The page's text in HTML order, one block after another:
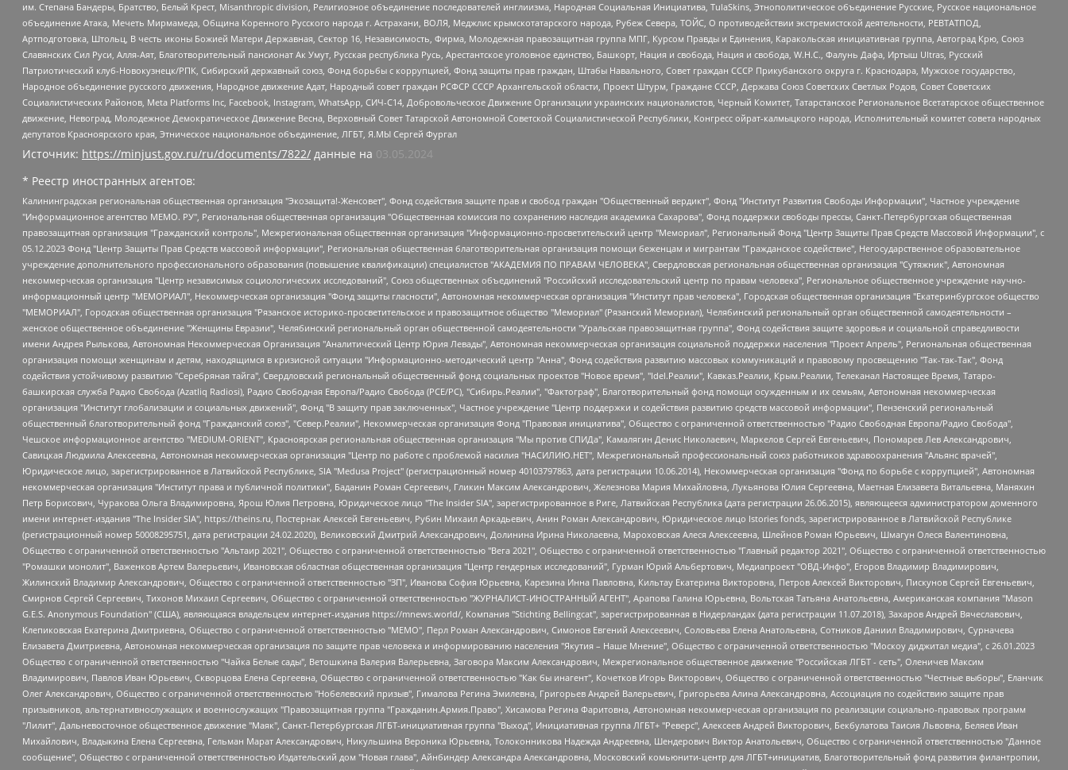
им. Степана Бандеры, Братство, Белый Крест, Misanthropic division, Религиозное объединение последователей инглиизма, Народная Социальная Инициатива, TulaSkins, Этнополитическое объединение Русские, Русское национальное
объединение Атака, Мечеть Мирмамеда, Община Коренного Русского народа г. Астрахани, ВОЛЯ, Меджлис крымскотатарского народа, Рубеж Севера, ТОЙС, О противодействии экстремистской деятельности, РЕВТАТПОД,
Артподготовка, Штольц, В честь иконы Божией Матери Державная, Сектор 16, Независимость, Фирма, Молодежная правозащитная группа МПГ, Курсом Правды и Единения, Каракольская инициативная группа, Автоград Крю, Союз
Славянских Сил Руси, Алля-Аят, Благотворительный пансионат Ак Умут, Русская республика Русь, Арестантское уголовное единство, Башкорт, Нация и свобода, Нация и свобода, W.H.С., Фалунь Дафа, Иртыш Ultras, Русский
Патриотический клуб-Новокузнецк/РПК, Сибирский державный союз, Фонд борьбы с коррупцией, Фонд защиты прав граждан, Штабы Навального, Совет граждан СССР Прикубанского округа г. Краснодара, Мужское государство,
Народное объединение русского движения, Народное движение Адат, Народный совет граждан РСФСР СССР Архангельской области, Проект Штурм, Граждане СССР, Держава Союз Советских Светлых Родов, Совет Советских
Социалистических Районов, Meta Platforms Inc, Facebook, Instagram, WhatsApp, СИЧ-С14, Добровольческое Движение Организации украинских националистов, Черный Комитет, Татарстанское Региональное Всетатарское общественное
движение, Невоград, Молодежное Демократическое Движение Весна, Верховный Совет Татарской Автономной Советской Социалистической Республики, Конгресс ойрат-калмыцкого народа, Исполнительный комитет совета народных
депутатов Красноярского края, Этническое национальное объединение, ЛГБТ, Я.МЫ Сергей Фургал
Источник: https://minjust.gov.ru/ru/documents/7822/ данные на 03.05.2024
* Реестр иностранных агентов:
Калининградская региональная общественная организация "Экозащита!-Женсовет", Фонд содействия защите прав и свобод граждан "Общественный вердикт", Фонд "Институт Развития Свободы Информации", Частное учреждение "Информационное агентство МЕМО. РУ", Региональная общественная организация "Общественная комиссия по сохранению наследия академика Сахарова", Фонд поддержки свободы прессы, Санкт-Петербургская общественная правозащитная организация "Гражданский контроль", Межрегиональная общественная организация "Информационно-просветительский центр "Мемориал", Региональный Фонд "Центр Защиты Прав Средств Массовой Информации", с 05.12.2023 Фонд "Центр Защиты Прав Средств массовой информации", Региональная общественная благотворительная организация помощи беженцам и мигрантам "Гражданское содействие", Негосударственное образовательное учреждение дополнительного профессионального образования (повышение квалификации) специалистов "АКАДЕМИЯ ПО ПРАВАМ ЧЕЛОВЕКА", Свердловская региональная общественная организация "Сутяжник", Автономная некоммерческая организация "Центр независимых социологических исследований", Союз общественных объединений "Российский исследовательский центр по правам человека", Региональное общественное учреждение научно-информационный центр "МЕМОРИАЛ", Некоммерческая организация "Фонд защиты гласности", Автономная некоммерческая организация "Институт прав человека", Городская общественная организация "Екатеринбургское общество "МЕМОРИАЛ", Городская общественная организация "Рязанское историко-просветительское и правозащитное общество "Мемориал" (Рязанский Мемориал), Челябинский региональный орган общественной самодеятельности – женское общественное объединение "Женщины Евразии", Челябинский региональный орган общественной самодеятельности "Уральская правозащитная группа", Фонд содействия защите здоровья и социальной справедливости имени Андрея Рылькова, Автономная Некоммерческая Организация "Аналитический Центр Юрия Левады", Автономная некоммерческая организация социальной поддержки населения "Проект Апрель", Региональная общественная организация помощи женщинам и детям, находящимся в кризисной ситуации "Информационно-методический центр "Анна", Фонд содействия развитию массовых коммуникаций и правовому просвещению "Так-так-Так", Фонд содействия устойчивому развитию "Серебряная тайга", Свердловский региональный общественный фонд социальных проектов "Новое время", "Idel.Реалии", Кавказ.Реалии, Крым.Реалии, Телеканал Настоящее Время, Татаро-башкирская служба Радио Свобода (Azatliq Radiosi), Радио Свободная Европа/Радио Свобода (PCE/PC), "Сибирь.Реалии", "Фактограф", Благотворительный фонд помощи осужденным и их семьям, Автономная некоммерческая организация "Институт глобализации и социальных движений", Фонд "В защиту прав заключенных", Частное учреждение "Центр поддержки и содействия развитию средств массовой информации", Пензенский региональный общественный благотворительный фонд "Гражданский союз", "Север.Реалии", Некоммерческая организация Фонд "Правовая инициатива", Общество с ограниченной ответственностью "Радио Свободная Европа/Радио Свобода", Чешское информационное агентство "MEDIUM-ORIENT", Красноярская региональная общественная организация "Мы против СПИДа", Камалягин Денис Николаевич, Маркелов Сергей Евгеньевич, Пономарев Лев Александрович, Савицкая Людмила Алексеевна, Автономная некоммерческая организация "Центр по работе с проблемой насилия "НАСИЛИЮ.НЕТ", Межрегиональный профессиональный союз работников здравоохранения "Альянс врачей", Юридическое лицо, зарегистрированное в Латвийской Республике, SIA "Medusa Project" (регистрационный номер 40103797863, дата регистрации 10.06.2014), Некоммерческая организация "Фонд по борьбе с коррупцией", Автономная некоммерческая организация "Институт права и публичной политики", Баданин Роман Сергеевич, Гликин Максим Александрович, Железнова Мария Михайловна, Лукьянова Юлия Сергеевна, Маетная Елизавета Витальевна, Маняхин Петр Борисович, Чуракова Ольга Владимировна, Ярош Юлия Петровна, Юридическое лицо "The Insider SIA", зарегистрированное в Риге, Латвийская Республика (дата регистрации 26.06.2015), являющееся администратором доменного имени интернет-издания "The Insider SIA", https://theins.ru, Постернак Алексей Евгеньевич, Рубин Михаил Аркадьевич, Анин Роман Александрович, Юридическое лицо Istories fonds, зарегистрированное в Латвийской Республике (регистрационный номер 50008295751, дата регистрации 24.02.2020), Великовский Дмитрий Александрович, Долинина Ирина Николаевна, Мароховская Алеся Алексеевна, Шлейнов Роман Юрьевич, Шмагун Олеся Валентиновна, Общество с ограниченной ответственностью "Альтаир 2021", Общество с ограниченной ответственностью "Вега 2021", Общество с ограниченной ответственностью "Главный редактор 2021", Общество с ограниченной ответственностью "Ромашки монолит", Важенков Артем Валерьевич, Ивановская областная общественная организация "Центр гендерных исследований", Гурман Юрий Альбертович, Медиапроект "ОВД-Инфо", Егоров Владимир Владимирович, Жилинский Владимир Александрович, Общество с ограниченной ответственностью "ЗП", Иванова София Юрьевна, Карезина Инна Павловна, Кильтау Екатерина Викторовна, Петров Алексей Викторович, Пискунов Сергей Евгеньевич, Смирнов Сергей Сергеевич, Тихонов Михаил Сергеевич, Общество с ограниченной ответственностью "ЖУРНАЛИСТ-ИНОСТРАННЫЙ АГЕНТ", Арапова Галина Юрьевна, Вольтская Татьяна Анатольевна, Американская компания "Mason G.E.S. Anonymous Foundation" (США), являющаяся владельцем интернет-издания https://mnews.world/, Компания "Stichting Bellingcat", зарегистрированная в Нидерландах (дата регистрации 11.07.2018), Захаров Андрей Вячеславович, Клепиковская Екатерина Дмитриевна, Общество с ограниченной ответственностью "МЕМО", Перл Роман Александрович, Симонов Евгений Алексеевич, Соловьева Елена Анатольевна, Сотников Даниил Владимирович, Сурначева Елизавета Дмитриевна, Автономная некоммерческая организация по защите прав человека и информированию населения "Якутия – Наше Мнение", Общество с ограниченной ответственностью "Москоу диджитал медиа", с 26.01.2023 Общество с ограниченной ответственностью "Чайка Белые сады", Ветошкина Валерия Валерьевна, Заговора Максим Александрович, Межрегиональное общественное движение "Российская ЛГБТ - сеть", Оленичев Максим Владимирович, Павлов Иван Юрьевич, Скворцова Елена Сергеевна, Общество с ограниченной ответственностью "Как бы инагент", Кочетков Игорь Викторович, Общество с ограниченной ответственностью "Честные выборы", Еланчик Олег Александрович, Общество с ограниченной ответственностью "Нобелевский призыв", Гималова Регина Эмилевна, Григорьев Андрей Валерьевич, Григорьева Алина Александровна, Ассоциация по содействию защите прав призывников, альтернативнослужащих и военнослужащих "Правозащитная группа "Гражданин.Армия.Право", Хисамова Регина Фаритовна, Автономная некоммерческая организация по реализации социально-правовых программ "Лилит", Дальневосточное общественное движение "Маяк", Санкт-Петербургская ЛГБТ-инициативная группа "Выход", Инициативная группа ЛГБТ+ "Реверс", Алексеев Андрей Викторович, Бекбулатова Таисия Львовна, Беляев Иван Михайлович, Владыкина Елена Сергеевна, Гельман Марат Александрович, Никульшина Вероника Юрьевна, Толоконникова Надежда Андреевна, Шендерович Виктор Анатольевич, Общество с ограниченной ответственностью "Данное сообщение", Общество с ограниченной ответственностью Издательский дом "Новая глава", Айнбиндер Александра Александровна, Московский комьюнити-центр для ЛГБТ+инициатив, Благотворительный фонд развития филантропии, Deutsche Welle (Германия, Kurt-Schumacher-Strasse 3, 53113 Bonn), Борзунова Мария Михайловна, Воробьев Виктор Викторович, Голубева Анна Львовна, Константинова Алла Михайловна, Малкова Ирина Владимировна, Мурадов Мурад Абдулгалимович, Осетинская Елизавета Николаевна, Понасенков Евгений Николаевич, Ганапольский Матвей Юрьевич, Киселев Евгений Алексеевич, Борухович Ирина Григорьевна, Дремин Иван Тимофеевич, Дубровский Дмитрий Викторович, Красноярская региональная общественная организация поддержки и развития альтернативных образовательных технологий и межкультурных коммуникаций "ИНТЕРРА", Маяковская Екатерина Алексеевна, Фейгин Марк Захарович, Филимонов Андрей Викторович, Дзугкоева Регина Николаевна, Доброхотов Роман Александрович, Дудь Юрий Александрович, Елкин Сергей Владимирович, Кругликов Кирилл Игоревич, Сабунаева Мария Леонидовна, Семенов Алексей Владимирович, Шаинян Карен Багратович, Шульман Екатерина Михайловна, Асафьев Артур Валерьевич, Вахштайн Виктор Семенович, Венедиктов Алексей Алексеевич, Лушникова Екатерина Евгеньевна, Волков Леонид Михайлович, Невзоров Александр Глебович, Пархоменко Сергей Борисович, Сироткин Ярослав Николаевич, Кара-Мурза Владимир Владимирович, Баранова Наталья Владимировна, Гозман Леонид Яковлевич, Кагарлицкий Борис Юльевич, Климарев Михаил Валерьевич, Милов Владимир Станиславович, Автономная некоммерческая организация Краснодарский центр современного искусства "Типография", Моргенштерн Алишер Тагирович, Соболь Любовь Эдуардовна, Общество с ограниченной ответственностью "ЛИЗА НОРМ", Каспаров Гарри Кимович, Ходорковский Михаил Борисович, Общество с ограниченной ответственностью "Апрельские тезисы", Данилович Ирина Брониславовна, Кашин Олег Владимирович, Петров Николай Владимирович, Пивоваров Алексей Владимирович, Соколов Михаил Владимирович, Цветкова Юлия Владимировна, Чичваркин Евгений Александрович, Комитет против пыток/Команда против пыток, Общество с ограниченной ответственностью "Первый научный", Общество с ограниченной ответственностью "Вертолет и ко", Белоцерковская Вероника Борисовна, Кац Максим Евгеньевич, Лазарева Татьяна Юрьевна, Шаведдинов Руслан Табризович, Яшин Илья Валерьевич, Общество с ограниченной ответственностью "Иноагент ААВ", Алешковский Дмитрий Петрович, Альбац Евгения Марковна, Быков Дмитрий Львович, Галямина Юлия Евгеньевна, Лойко Сергей Леонидович, Мартынов Кирилл Константинович, Медведев Сергей Александрович, Крашенинников Федор Геннадиевич, Гордеева Катерина Вл